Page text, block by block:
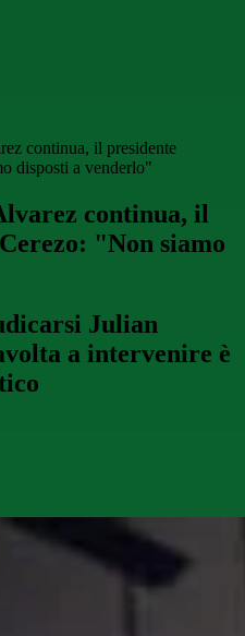
continua, il presidente
disposti a venderlo"
continua, il
"Non siamo
Julian
a intervenire è